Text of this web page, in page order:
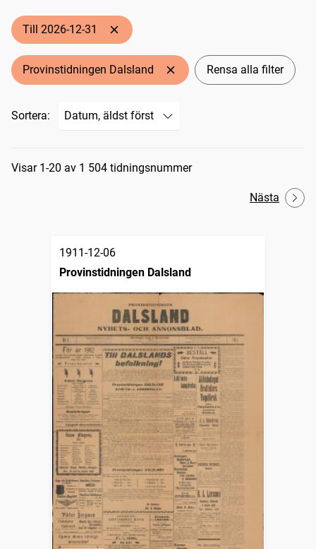
Till 2026-12-31
Provinstidningen Dalsland Rensa alla filter
Sortera:
Sökresultat
Visar 1-20 av 1 504 tidningsnummer
Nästa
1911-12-06
Provinstidningen Dalsland